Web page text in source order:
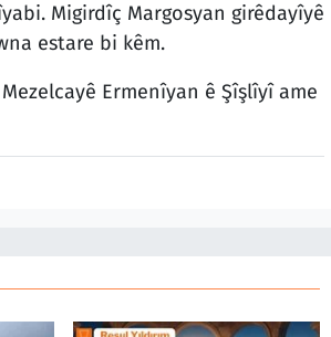
Migirdîç Margosyan girêdayîyê
estare bi kêm.
Ermenîyan ê Şîşlîyî ame